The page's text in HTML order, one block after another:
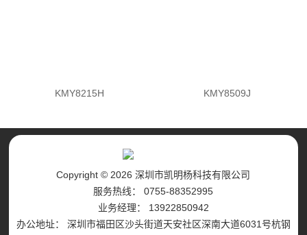
KMY8215H KMY8509J
Copyright © 2026 深圳市凯明杨科技有限公司
服务热线： 0755-88352995
业务经理： 13922850942
办公地址： 深圳市福田区沙头街道天安社区深南大道6031号杭钢